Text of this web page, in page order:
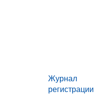
Журнал
регистрации